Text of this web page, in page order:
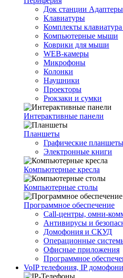
Док станции Адаптеры
Клавиатуры
Комплекты
Компьютерные мыши
Коврики для мыши
WEB-камеры
Микрофоны
Колонки
Наушники
Проекторы
Рюкзаки и сумки
Интерактивные панели
Планшеты
Графические планшеты
Электронные книги
Компьютерные кресла
Компьютерные столы
Программное обеспечение
Call-центры, омни-
Антивирусы и
Домофония и СКУД
Операционные
Офисные приложения
Программное
VoIP телефония, IP